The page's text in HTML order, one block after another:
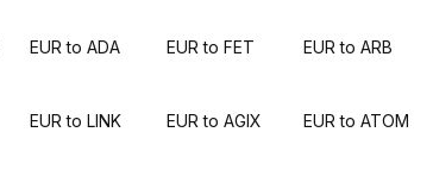
EUR to ADA EUR to FET EUR to ARB
EUR to LINK EUR to AGIX EUR to ATOM